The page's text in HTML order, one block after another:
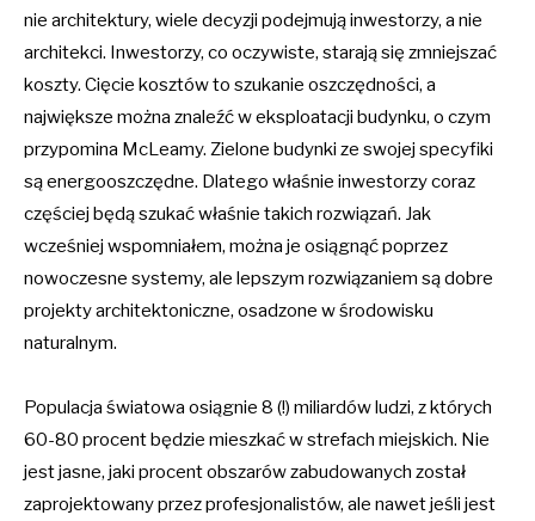
nie architektury, wiele decyzji podejmują inwestorzy, a nie
architekci. Inwestorzy, co oczywiste, starają się zmniejszać
koszty. Cięcie kosztów to szukanie oszczędności, a
największe można znaleźć w eksploatacji budynku, o czym
przypomina McLeamy. Zielone budynki ze swojej specyfiki
są energooszczędne. Dlatego właśnie inwestorzy coraz
częściej będą szukać właśnie takich rozwiązań. Jak
wcześniej wspomniałem, można je osiągnąć poprzez
nowoczesne systemy, ale lepszym rozwiązaniem są dobre
projekty architektoniczne, osadzone w środowisku
naturalnym.
Populacja światowa osiągnie 8 (!) miliardów ludzi, z których
60-80 procent będzie mieszkać w strefach miejskich. Nie
jest jasne, jaki procent obszarów zabudowanych został
zaprojektowany przez profesjonalistów, ale nawet jeśli jest